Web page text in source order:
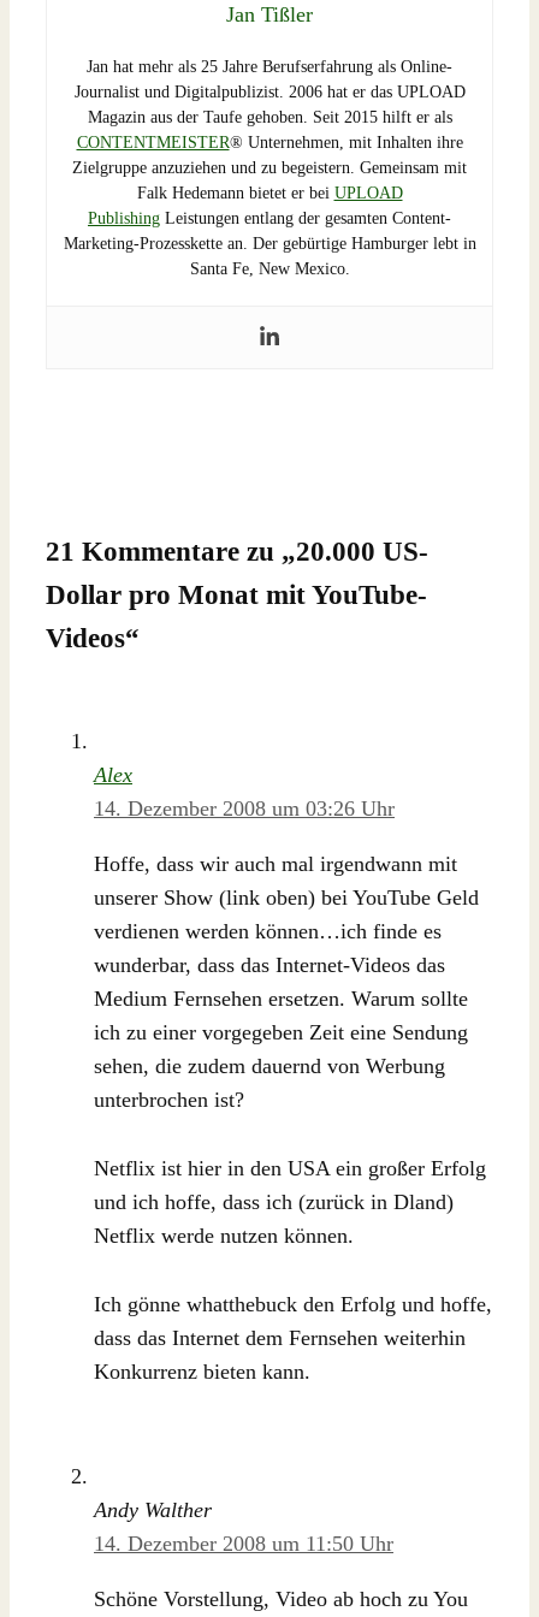
Jan Tißler
Jan hat mehr als 25 Jahre Berufserfahrung als Online-
Journalist und Digitalpublizist. 2006 hat er das UPLOAD
Magazin aus der Taufe gehoben. Seit 2015 hilft er als
CONTENTMEISTER® Unternehmen, mit Inhalten ihre
Zielgruppe anzuziehen und zu begeistern. Gemeinsam mit
Falk Hedemann bietet er bei UPLOAD
Publishing Leistungen entlang der gesamten Content-
Marketing-Prozesskette an. Der gebürtige Hamburger lebt in
Santa Fe, New Mexico.
21 Kommentare zu „20.000 US-
Dollar pro Monat mit YouTube-
Videos“
Alex
14. Dezember 2008 um 03:26 Uhr
Hoffe, dass wir auch mal irgendwann mit
unserer Show (link oben) bei YouTube Geld
verdienen werden können…ich finde es
wunderbar, dass das Internet-Videos das
Medium Fernsehen ersetzen. Warum sollte
ich zu einer vorgegeben Zeit eine Sendung
sehen, die zudem dauernd von Werbung
unterbrochen ist?
Netflix ist hier in den USA ein großer Erfolg
und ich hoffe, dass ich (zurück in Dland)
Netflix werde nutzen können.
Ich gönne whatthebuck den Erfolg und hoffe,
dass das Internet dem Fernsehen weiterhin
Konkurrenz bieten kann.
Andy Walther
14. Dezember 2008 um 11:50 Uhr
Schöne Vorstellung, Video ab hoch zu You